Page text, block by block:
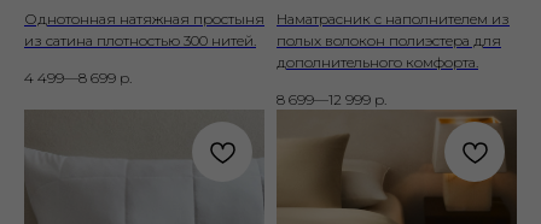
Однотонная натяжная простыня
из сатина плотностью 300 нитей.
4 499—8 699 р.
Наматрасник с наполнителем из
полых волокон полиэстера для
дополнительного комфорта.
8 699—12 999 р.